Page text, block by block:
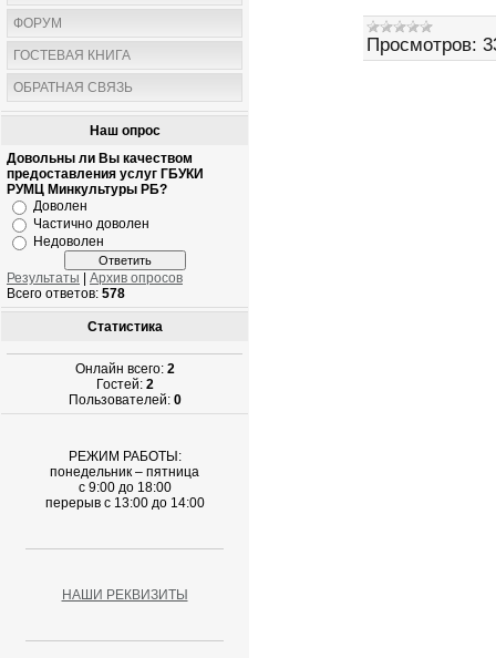
ФОРУМ
ГОСТЕВАЯ КНИГА
ОБРАТНАЯ СВЯЗЬ
Наш опрос
Довольны ли Вы качеством
предоставления услуг ГБУКИ
РУМЦ Минкультуры РБ?
Доволен
Частично доволен
Недоволен
Результаты
Архив опросов
Всего ответов: 578
Статистика
Онлайн всего: 2
Гостей: 2
Пользователей: 0
РЕЖИМ РАБОТЫ:
понедельник – пятница
с 9:00 до 18:00
перерыв с 13:00 до 14:00
НАШИ РЕКВИЗИТЫ
Просмотров: